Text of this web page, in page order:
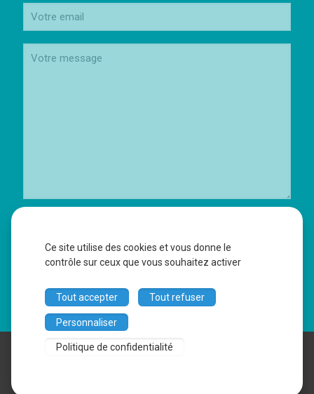
AVOCAT DIJON - MAîTRE FANNY XAVIER BONNEAU -
Ce site utilise des cookies et vous donne le
contrôle sur ceux que vous souhaitez activer
Tout accepter Tout refuser
Personnaliser
Politique de confidentialité